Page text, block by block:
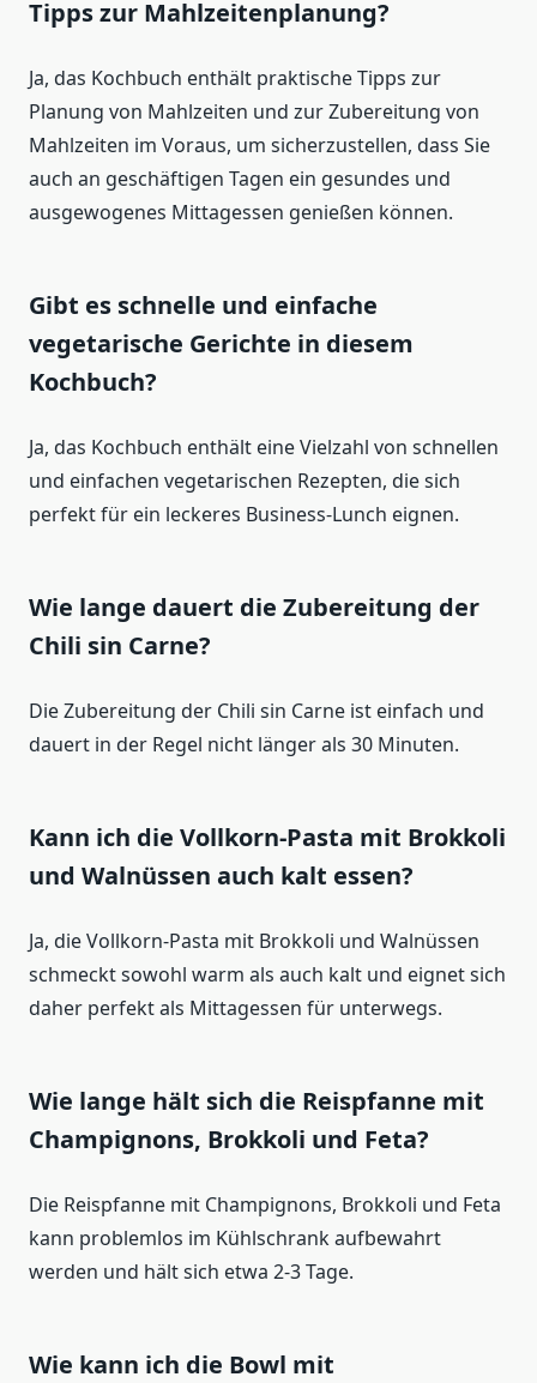
Tipps zur Mahlzeitenplanung?
Ja, das Kochbuch enthält praktische Tipps zur
Planung von Mahlzeiten und zur Zubereitung von
Mahlzeiten im Voraus, um sicherzustellen, dass Sie
auch an geschäftigen Tagen ein gesundes und
ausgewogenes Mittagessen genießen können.
Gibt es schnelle und einfache
vegetarische Gerichte in diesem
Kochbuch?
Ja, das Kochbuch enthält eine Vielzahl von schnellen
und einfachen vegetarischen Rezepten, die sich
perfekt für ein leckeres Business-Lunch eignen.
Wie lange dauert die Zubereitung der
Chili sin Carne?
Die Zubereitung der Chili sin Carne ist einfach und
dauert in der Regel nicht länger als 30 Minuten.
Kann ich die Vollkorn-Pasta mit Brokkoli
und Walnüssen auch kalt essen?
Ja, die Vollkorn-Pasta mit Brokkoli und Walnüssen
schmeckt sowohl warm als auch kalt und eignet sich
daher perfekt als Mittagessen für unterwegs.
Wie lange hält sich die Reispfanne mit
Champignons, Brokkoli und Feta?
Die Reispfanne mit Champignons, Brokkoli und Feta
kann problemlos im Kühlschrank aufbewahrt
werden und hält sich etwa 2-3 Tage.
Wie kann ich die Bowl mit